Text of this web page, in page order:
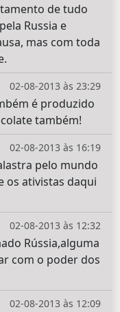
de tudo
Russia e
mas com toda
02-08-2013 às 23:29
é produzido
também!
02-08-2013 às 16:19
pelo mundo
os ativistas daqui
02-08-2013 às 12:32
Rússia,alguma
com o poder dos
02-08-2013 às 12:09